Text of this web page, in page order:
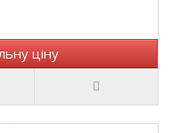
ціну